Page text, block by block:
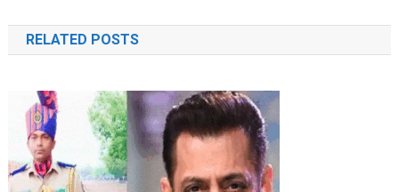
navigation
RELATED POSTS